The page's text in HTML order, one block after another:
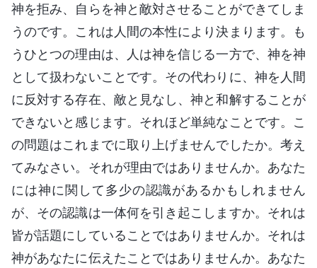
神を拒み、自らを神と敵対させることができてしま
うのです。これは人間の本性により決まります。も
うひとつの理由は、人は神を信じる一方で、神を神
として扱わないことです。その代わりに、神を人間
に反対する存在、敵と見なし、神と和解することが
できないと感じます。それほど単純なことです。こ
の問題はこれまでに取り上げませんでしたか。考え
てみなさい。それが理由ではありませんか。あなた
には神に関して多少の認識があるかもしれません
が、その認識は一体何を引き起こしますか。それは
皆が話題にしていることではありませんか。それは
神があなたに伝えたことではありませんか。あなた